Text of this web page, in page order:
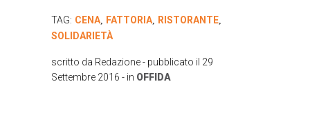
TAG: CENA FATTORIA RISTORANTE
SOLIDARIETÀ
scritto da Redazione- pubblicato il 29
Settembre 2016 - in OFFIDA